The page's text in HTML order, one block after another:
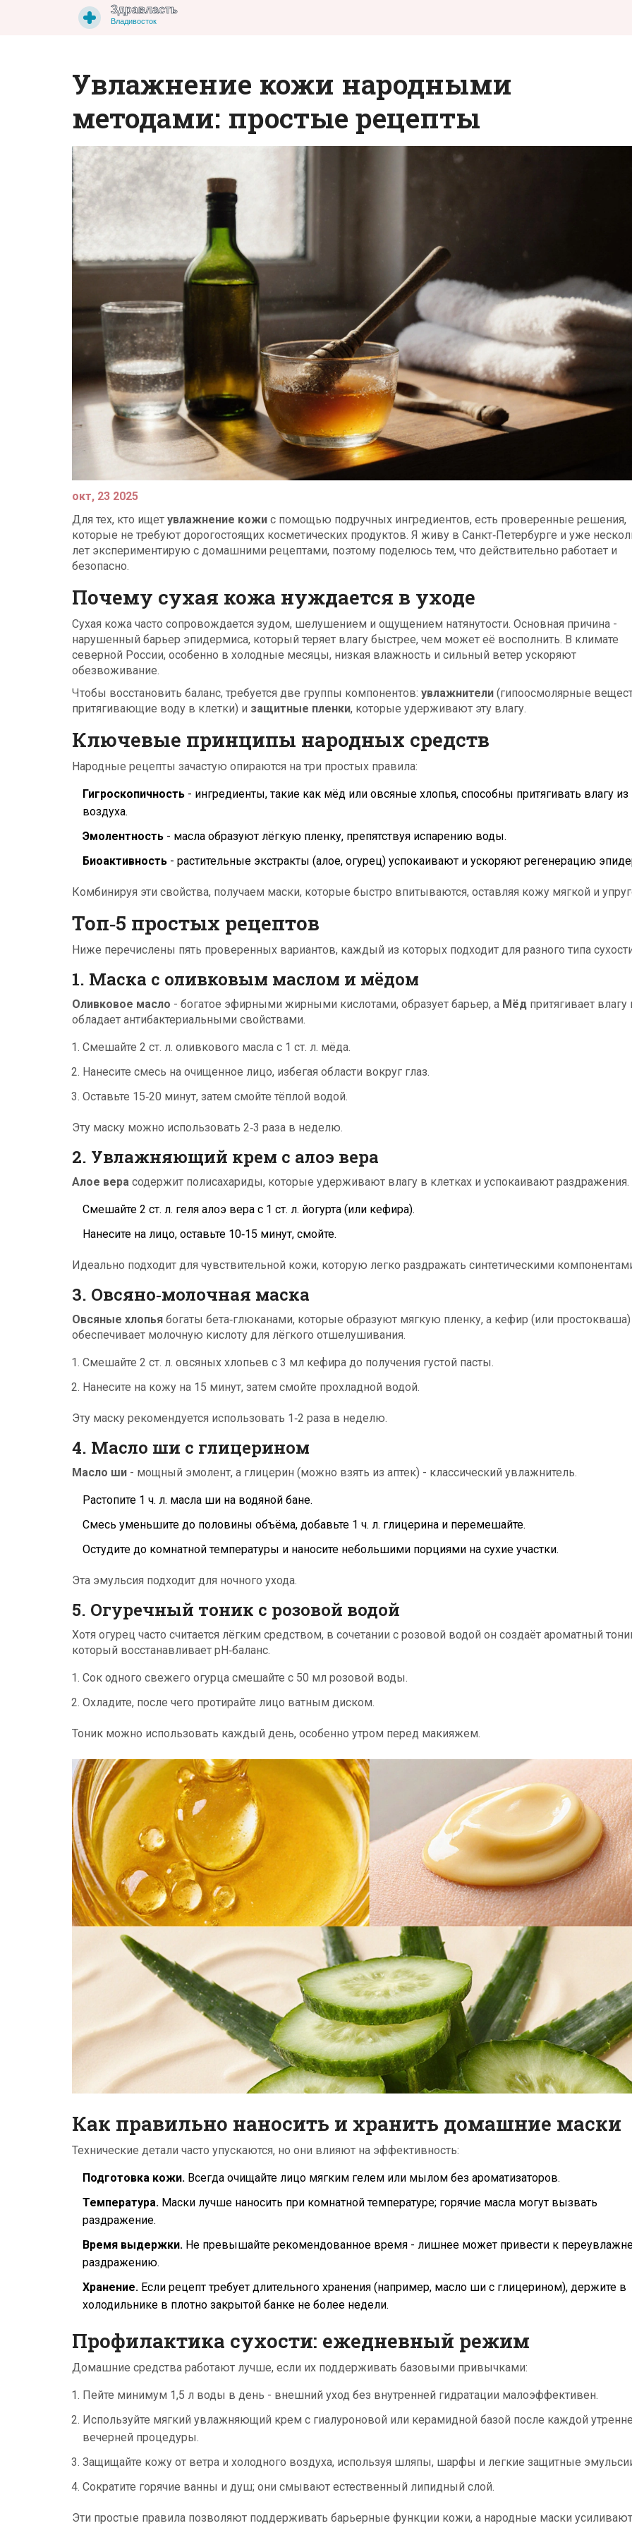
Увлажнение кожи народными
методами: простые рецепты
окт, 23 2025
Для тех, кто ищет увлажнение кожи с помощью подручных ингредиентов, есть проверенные решения,
которые не требуют дорогостоящих косметических продуктов. Я живу в Санкт‑Петербурге и уже
лет экспериментирую с домашними рецептами, поэтому поделюсь тем, что действительно работает и
безопасно.
Почему сухая кожа нуждается в уходе
Сухая кожа часто сопровождается зудом, шелушением и ощущением натянутости. Основная причина -
нарушенный барьер эпидермиса, который теряет влагу быстрее, чем может её восполнить. В климате
северной России, особенно в холодные месяцы, низкая влажность и сильный ветер ускоряют
обезвоживание.
Чтобы восстановить баланс, требуется две группы компонентов: увлажнители (гипоосмолярные
притягивающие воду в клетки) и защитные пленки, которые удерживают эту влагу.
Ключевые принципы народных средств
Народные рецепты зачастую опираются на три простых правила:
Гигроскопичность - ингредиенты, такие как мёд или овсяные хлопья, способны притягивать влагу из
воздуха.
Эмолентность - масла образуют лёгкую пленку, препятствуя испарению воды.
Биоактивность - растительные экстракты (алое, огурец) успокаивают и ускоряют регенерацию
Комбинируя эти свойства, получаем маски, которые быстро впитываются, оставляя кожу мягкой и
Топ‑5 простых рецептов
Ниже перечислены пять проверенных вариантов, каждый из которых подходит для разного типа
1. Маска с оливковым маслом и мёдом
Оливковое масло - богатое эфирными жирными кислотами, образует барьер, а Мёд притягивает влагу
обладает антибактериальными свойствами.
Смешайте 2 ст. л. оливкового масла с 1 ст. л. мёда.
Нанесите смесь на очищенное лицо, избегая области вокруг глаз.
Оставьте 15‑20 минут, затем смойте тёплой водой.
Эту маску можно использовать 2‑3 раза в неделю.
2. Увлажняющий крем с алоэ вера
Алое вера содержит полисахариды, которые удерживают влагу в клетках и успокаивают раздражения.
Смешайте 2 ст. л. геля алоэ вера с 1 ст. л. йогурта (или кефира).
Нанесите на лицо, оставьте 10‑15 минут, смойте.
Идеально подходит для чувствительной кожи, которую легко раздражать синтетическими
3. Овсяно‑молочная маска
Овсяные хлопья богаты бета‑глюканами, которые образуют мягкую пленку, а кефир (или простокваша)
обеспечивает молочную кислоту для лёгкого отшелушивания.
Смешайте 2 ст. л. овсяных хлопьев с 3 мл кефира до получения густой пасты.
Нанесите на кожу на 15 минут, затем смойте прохладной водой.
Эту маску рекомендуется использовать 1‑2 раза в неделю.
4. Масло ши с глицерином
Масло ши - мощный эмолент, а глицерин (можно взять из аптек) - классический увлажнитель.
Растопите 1 ч. л. масла ши на водяной бане.
Смесь уменьшите до половины объёма, добавьте 1 ч. л. глицерина и перемешайте.
Остудите до комнатной температуры и наносите небольшими порциями на сухие участки.
Эта эмульсия подходит для ночного ухода.
5. Огуречный тоник с розовой водой
Хотя огурец часто считается лёгким средством, в сочетании с розовой водой он создаёт ароматный
который восстанавливает pH‑баланс.
Сок одного свежего огурца смешайте с 50 мл розовой воды.
Охладите, после чего протирайте лицо ватным диском.
Тоник можно использовать каждый день, особенно утром перед макияжем.
Как правильно наносить и хранить домашние маски
Технические детали часто упускаются, но они влияют на эффективность:
Подготовка кожи. Всегда очищайте лицо мягким гелем или мылом без ароматизаторов.
Температура. Маски лучше наносить при комнатной температуре; горячие масла могут вызвать
раздражение.
Время выдержки. Не превышайте рекомендованное время - лишнее может привести к
раздражению.
Хранение. Если рецепт требует длительного хранения (например, масло ши с глицерином), держите в
холодильнике в плотно закрытой банке не более недели.
Профилактика сухости: ежедневный режим
Домашние средства работают лучше, если их поддерживать базовыми привычками:
Пейте минимум 1,5 л воды в день - внешний уход без внутренней гидратации малоэффективен.
Используйте мягкий увлажняющий крем с гиалуроновой или керамидной базой после каждой
вечерней процедуры.
Защищайте кожу от ветра и холодного воздуха, используя шляпы, шарфы и легкие защитные
Сократите горячие ванны и душ; они смывают естественный липидный слой.
Эти простые правила позволяют поддерживать барьерные функции кожи, а народные маски усиливают